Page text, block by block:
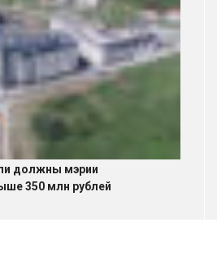
должны мэрии
350 млн рублей